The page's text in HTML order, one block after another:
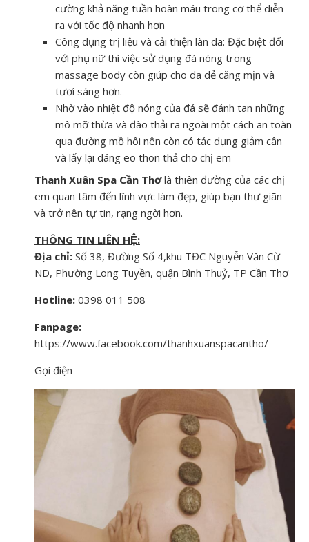
cường khả năng tuần hoàn máu trong cơ thể diễn
ra với tốc độ nhanh hơn
Công dụng trị liệu và cải thiện làn da: Đặc biệt đối
với phụ nữ thì việc sử dụng đá nóng trong
massage body còn giúp cho da dẻ căng mịn và
tươi sáng hơn.
Nhờ vào nhiệt độ nóng của đá sẽ đánh tan những
mô mỡ thừa và đào thải ra ngoài một cách an toàn
qua đường mồ hôi nên còn có tác dụng giảm cân
và lấy lại dáng eo thon thả cho chị em
Thanh Xuân Spa Cần Thơlà thiên đường của các chị
em quan tâm đến lĩnh vực làm đẹp, giúp bạn thư giãn
và trở nên tự tin, rạng ngời hơn.
THÔNG TIN LIÊN HỆ:
Địa chỉ: Số 38, Đường Số 4,khu TĐC Nguyễn Văn Cừ
ND, Phường Long Tuyền, quận Bình Thuỷ, TP Cần Thơ
Hotline: 0398 011 508
Fanpage:
https://www.facebook.com/thanhxuanspacantho/
Gọi điện